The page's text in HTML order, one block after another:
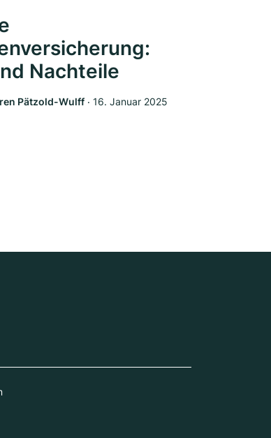
Nachteile
Pätzold-Wulff ‧ 16. Januar 2025